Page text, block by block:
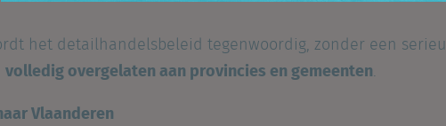
het detailhandelsbeleid tegenwoordig, zonder een
volledig overgelaten aan provincies en gemeenten.
Vlaanderen